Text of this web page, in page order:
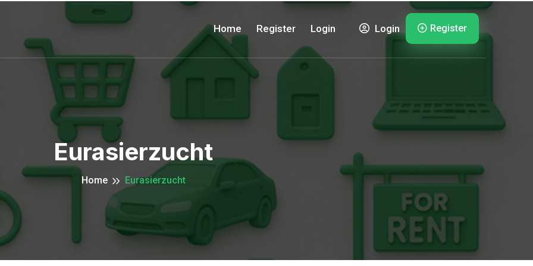
Home Register Login Login Register
Eurasierzucht
Home Eurasierzucht